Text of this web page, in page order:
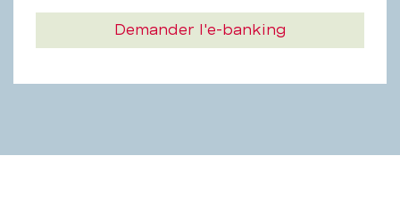
Demander l'e-banking